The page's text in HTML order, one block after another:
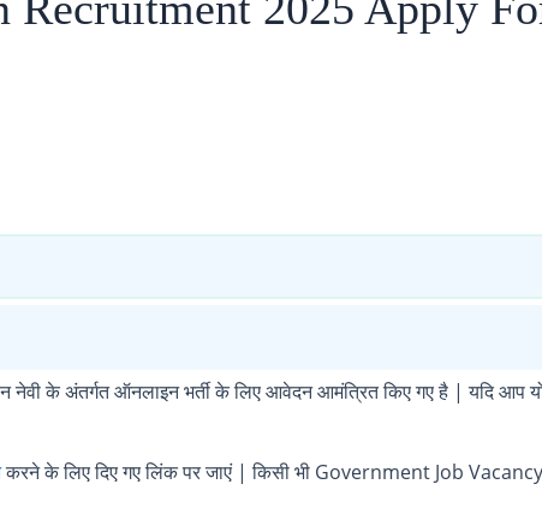
नेवी के अंतर्गत ऑनलाइन भर्ती के लिए आवेदन आमंत्रित किए गए है | यदि
करने के लिए दिए गए लिंक पर जाएं | किसी भी Government Job